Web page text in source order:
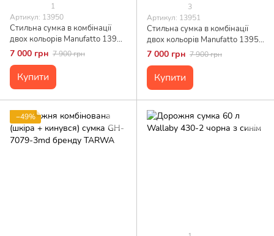
1
Артикул: 13950
Стильна сумка в комбінації
двох кольорів Manufatto 13950
Коричнева
7 000 грн 7 900 грн
Купити
3
Артикул: 13951
Стильна сумка в комбінації
двох кольорів Manufatto 13951
Коричнева
7 000 грн 7 900 грн
Купити
−49%